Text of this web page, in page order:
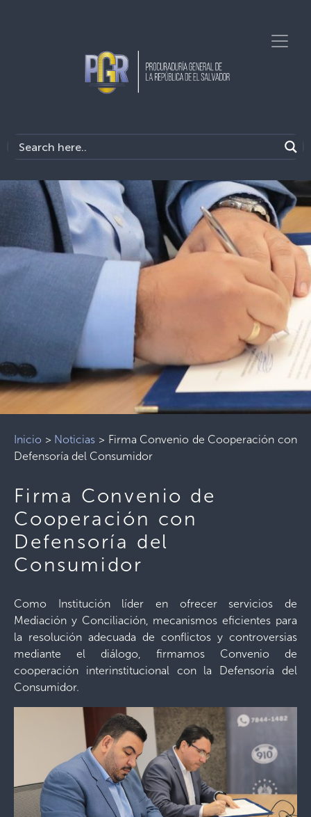
Inicio > Noticias > Firma Convenio de Cooperación con
Defensoría del Consumidor
Firma Convenio de
Cooperación con
Defensoría del
Consumidor
Como Institución líder en ofrecer servicios de
Mediación y Conciliación, mecanismos eficientes para
la resolución adecuada de conflictos y controversias
mediante el diálogo, firmamos Convenio de
cooperación interinstitucional con la Defensoría del
Consumidor.